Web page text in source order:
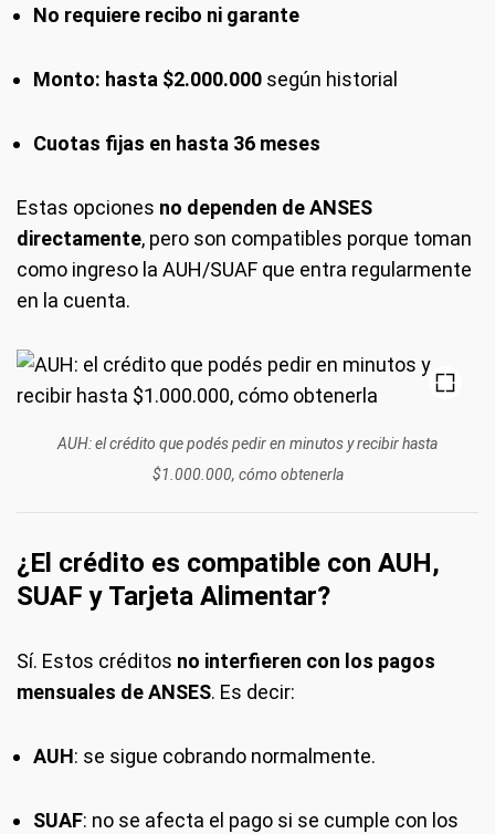
No requiere recibo ni garante
Monto: hasta $2.000.000 según historial
Cuotas fijas en hasta 36 meses
Estas opciones no dependen de ANSES
directamente, pero son compatibles porque toman
como ingreso la AUH/SUAF que entra regularmente
en la cuenta.
AUH: el crédito que podés pedir en minutos y recibir hasta
$1.000.000, cómo obtenerla
¿El crédito es compatible con AUH,
SUAF y Tarjeta Alimentar?
Sí. Estos créditos no interfieren con los pagos
mensuales de ANSES. Es decir:
AUH: se sigue cobrando normalmente.
SUAF: no se afecta el pago si se cumple con los